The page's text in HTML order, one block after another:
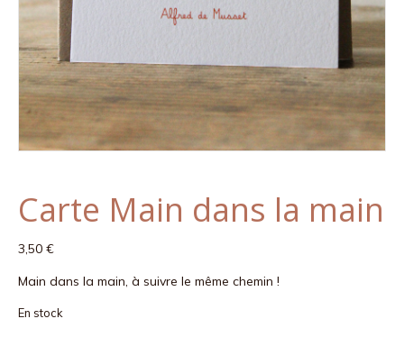
Carte Main dans la main
3,50 €
Main dans la main, à suivre le même chemin !
En stock